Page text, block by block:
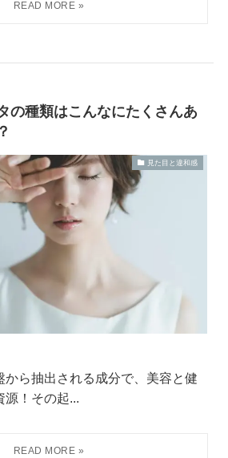
の種類はこんなにたくさんあ
見た目と違和感
から抽出される成分で、美容と健
源！その起...